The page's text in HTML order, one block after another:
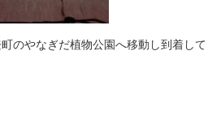
のやなぎだ植物公園へ移動し到着して